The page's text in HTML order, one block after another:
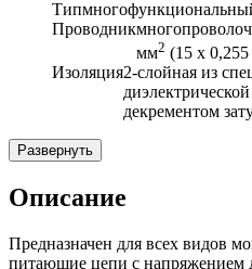
Тип
Проводник
мм2 (15 х
Изоляция2-слойная из
декрементом
Развернуть
Описание
Предназначен для всех видов
питающие цепи с напряжением